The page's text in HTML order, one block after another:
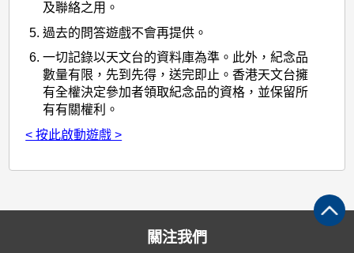
及聯絡之用。
過去的問答遊戲不會再提供。
一切記錄以天文台的資料庫為準。此外，紀念品
數量有限，先到先得，送完即止。香港天文台擁
有全權決定參加者領取紀念品的資格，並保留所
有有關權利。
< 按此啟動遊戲 >
關注我們